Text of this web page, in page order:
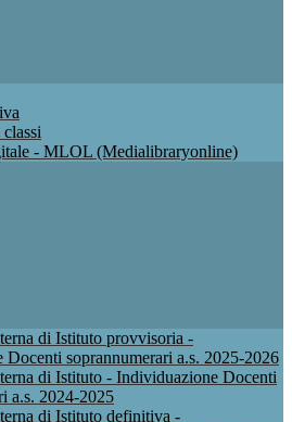
- MLOL (Medialibraryonline)
di Istituto provvisoria -
soprannumerari a.s. 2025-2026
di Istituto - Individuazione Docenti
a.s. 2024-2025
di Istituto definitiva -